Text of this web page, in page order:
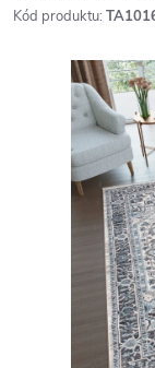
Kód produktu: